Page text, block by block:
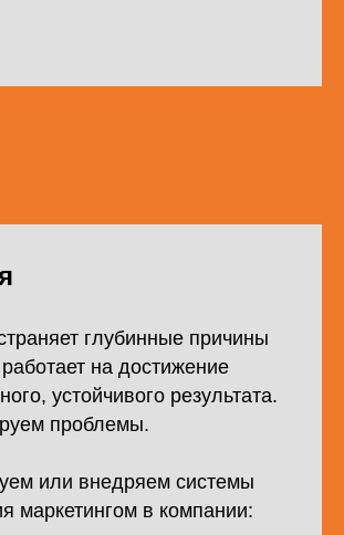
глубинные причины
на достижение
устойчивого результата.
проблемы.
или внедряем системы
маркетингом в компании: